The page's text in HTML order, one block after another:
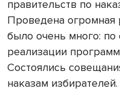
правительств по
Проведена огромная
было очень много: по
реализации
Состоялись
наказам